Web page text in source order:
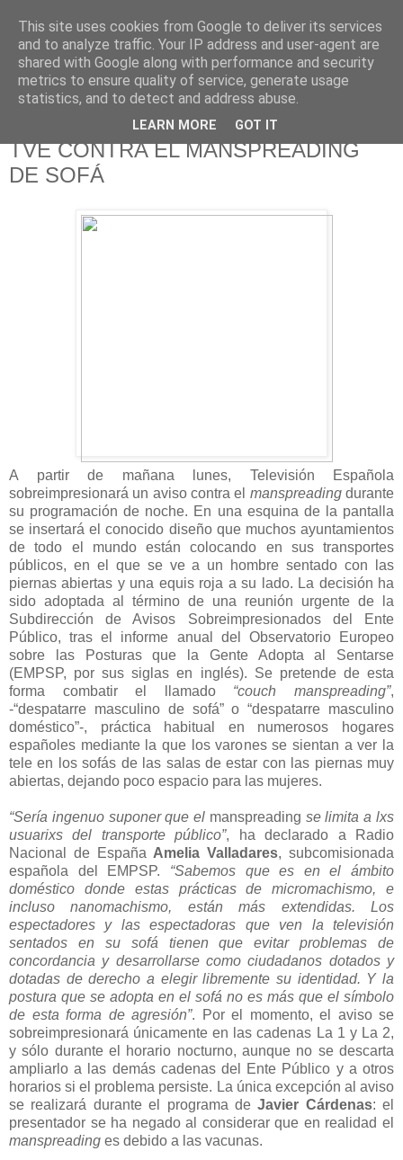
625 RANAS
LA TELEVISIÓN DESDE EL PUNTO DE VISTA BATRACIO
TVE CONTRA EL MANSPREADING
DE SOFÁ
A partir de mañana lunes, Televisión Española
sobreimpresionará un aviso contra el manspreadingdurante
su programación de noche. En una esquina de la pantalla
se insertará el conocido diseño que muchos ayuntamientos
de todo el mundo están colocando en sus transportes
públicos, en el que se ve a un hombre sentado con las
piernas abiertas y una equis roja a su lado. La decisión ha
sido adoptada al término de una reunión urgente de la
Subdirección de Avisos Sobreimpresionados del Ente
Público, tras el informe anual del Observatorio Europeo
sobre las Posturas que la Gente Adopta al Sentarse
(EMPSP, por sus siglas en inglés). Se pretende de esta
forma combatir el llamado “couch manspreading”,
-“despatarre masculino de sofá” o “despatarre masculino
doméstico”-, práctica habitual en numerosos hogares
españoles mediante la que los varones se sientan a ver la
tele en los sofás de las salas de estar con las piernas muy
abiertas, dejando poco espacio para las mujeres.
“Sería ingenuo suponer que el manspreading se limita a lxs
usuarixs del transporte público”, ha declarado a Radio
Nacional de España Amelia Valladares, subcomisionada
española del EMPSP. “Sabemos que es en el ámbito
doméstico donde estas prácticas de micromachismo, e
incluso nanomachismo, están más extendidas. Los
espectadores y las espectadoras que ven la televisión
sentados en su sofá tienen que evitar problemas de
concordancia y desarrollarse como ciudadanos dotados y
dotadas de derecho a elegir libremente su identidad. Y la
postura que se adopta en el sofá no es más que el símbolo
de esta forma de agresión”. Por el momento, el aviso se
sobreimpresionará únicamente en las cadenas La 1 y La 2,
y sólo durante el horario nocturno, aunque no se descarta
ampliarlo a las demás cadenas del Ente Público y a otros
horarios si el problema persiste. La única excepción al aviso
se realizará durante el programa deJavier Cárdenas: el
presentador se ha negado al considerar que en realidad el
manspreading es debido a las vacunas.
This site uses cookies from Google to deliver its services
and to analyze traffic. Your IP address and user-agent are
shared with Google along with performance and security
metrics to ensure quality of service, generate usage
statistics, and to detect and address abuse.
LEARN MORE GOT IT